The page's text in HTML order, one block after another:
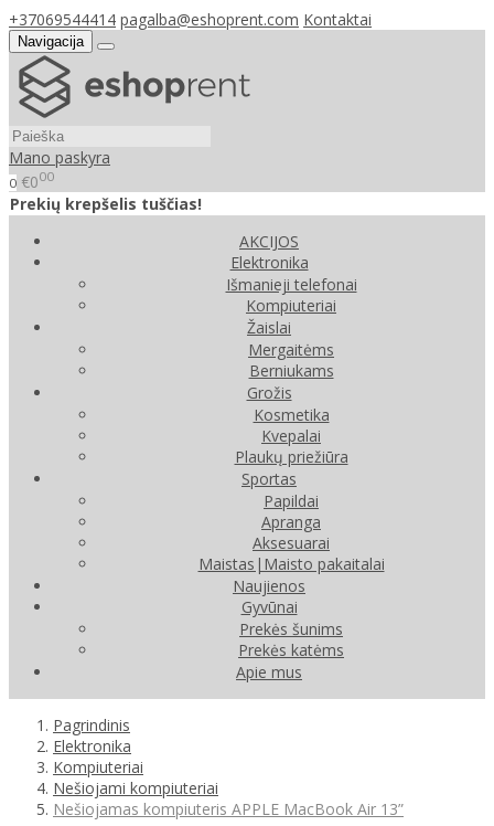
+37069544414 pagalba@eshoprent.com Kontaktai
Navigacija
Mano paskyra
0 €000
Prekių krepšelis tuščias!
AKCIJOS
Elektronika
Išmanieji telefonai
Kompiuteriai
Žaislai
Mergaitėms
Berniukams
Grožis
Kosmetika
Kvepalai
Plaukų priežiūra
Sportas
Papildai
Apranga
Aksesuarai
Maistas|Maisto pakaitalai
Naujienos
Gyvūnai
Prekės šunims
Prekės katėms
Apie mus
Pagrindinis
Elektronika
Kompiuteriai
Nešiojami kompiuteriai
Nešiojamas kompiuteris APPLE MacBook Air 13”